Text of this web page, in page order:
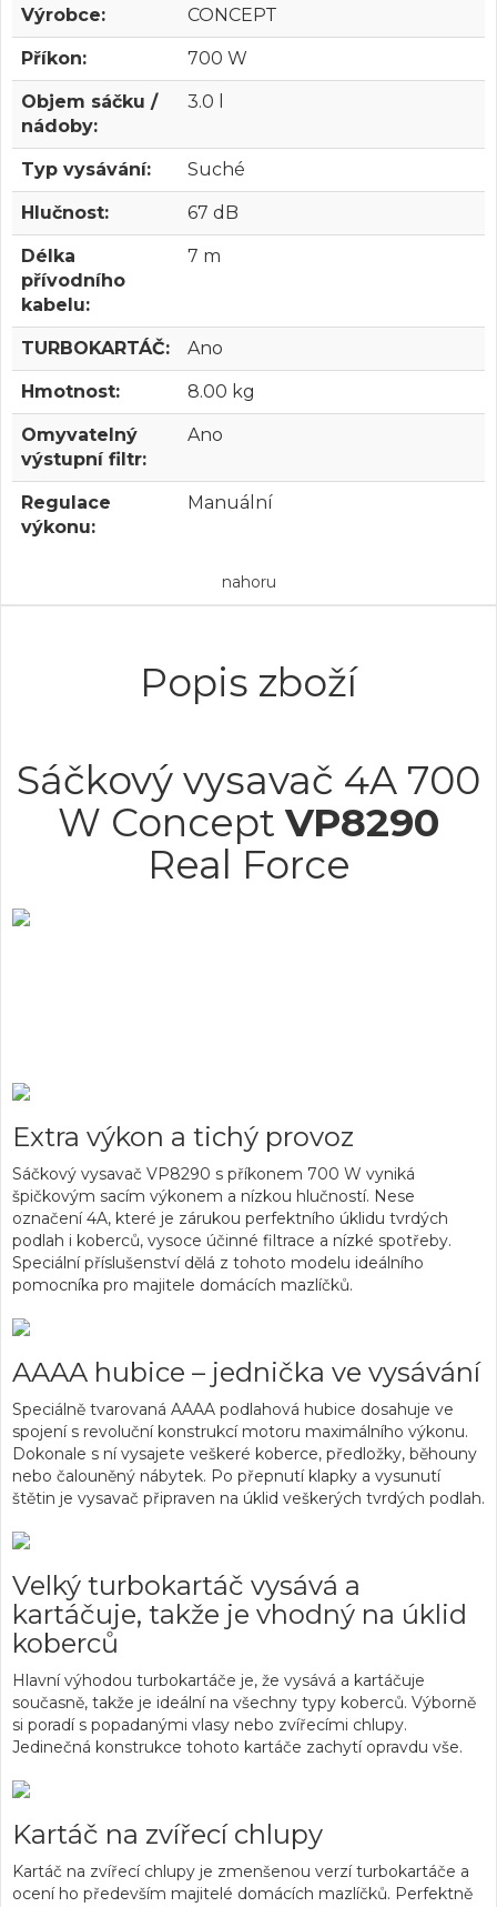
Výrobce: CONCEPT
Příkon: 700 W
Objem sáčku /
nádoby:
3.0 l
Typ vysávání: Suché
Hlučnost: 67 dB
Délka
přívodního
kabelu:
7 m
TURBOKARTÁČ: Ano
Hmotnost: 8.00 kg
Omyvatelný
výstupní filtr:
Ano
Regulace
výkonu:
Manuální
nahoru
Popis zboží
Sáčkový vysavač 4A 700
W Concept VP8290
Real Force
Extra výkon a tichý provoz
Sáčkový vysavač VP8290 s příkonem 700 W vyniká
špičkovým sacím výkonem a nízkou hlučností. Nese
označení 4A, které je zárukou perfektního úklidu tvrdých
podlah i koberců, vysoce účinné filtrace a nízké spotřeby.
Speciální příslušenství dělá z tohoto modelu ideálního
pomocníka pro majitele domácích mazlíčků.
AAAA hubice – jednička ve vysávání
Speciálně tvarovaná AAAA podlahová hubice dosahuje ve
spojení s revoluční konstrukcí motoru maximálního výkonu.
Dokonale s ní vysajete veškeré koberce, předložky, běhouny
nebo čalouněný nábytek. Po přepnutí klapky a vysunutí
štětin je vysavač připraven na úklid veškerých tvrdých podlah.
Velký turbokartáč vysává a
kartáčuje, takže je vhodný na úklid
koberců
Hlavní výhodou turbokartáče je, že vysává a kartáčuje
současně, takže je ideální na všechny typy koberců. Výborně
si poradí s popadanými vlasy nebo zvířecími chlupy.
Jedinečná konstrukce tohoto kartáče zachytí opravdu vše.
Kartáč na zvířecí chlupy
Kartáč na zvířecí chlupy je zmenšenou verzí turbokartáče a
ocení ho především majitelé domácích mazlíčků. Perfektně